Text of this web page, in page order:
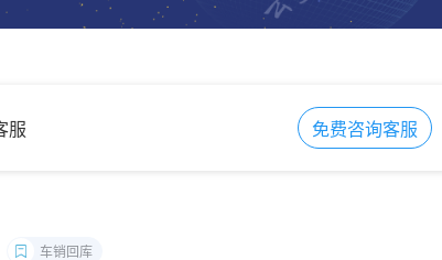
服 免费咨询客服
车销回库